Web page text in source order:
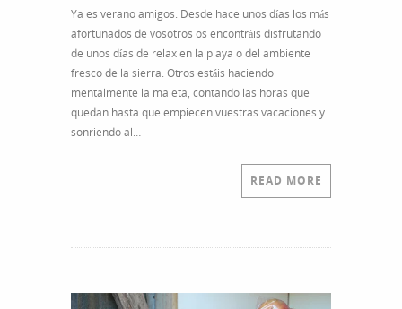
vencer
el
calor
en
la
oficina
morir
Ya es verano amigos. Desde hace unos días los más
afortunados de vosotros os encontráis disfrutando
de unos días de relax en la playa o del ambiente
fresco de la sierra. Otros estáis haciendo
mentalmente la maleta, contando las horas que
quedan hasta que empiecen vuestras vacaciones y
sonriendo al…
READ MORE